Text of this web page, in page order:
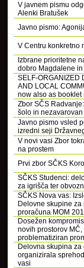
V javnem pismu
Alenki Bratušek
Javno pismo:
V Centru konkretno
Izbrane prioritetne
dobro Magdalene in
SELF-ORGANIZED
AND LOCAL
now also as booklet
Zbor SČS
šolo in
Javno pismo vsled
izredni seji
V novi vasi Zbor
na prostem
Prvi zbor SČKS
SČKS Studenci:
za igrišča ter
SČKS Nova vas:
Delovne skupine za
proračuna MOM
Dosežen
novih prostorov MČ,
problematiziran
Delovna skupina za
organizirala
vasi